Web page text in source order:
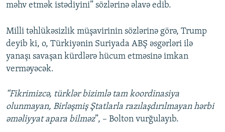
məhv etmək istədiyini” sözlərinə əlavə edib.
Milli təhlükəsizlik müşavirinin sözlərinə görə, Trump
deyib ki, o, Türkiyənin Suriyada ABŞ əsgərləri ilə
yanaşı savaşan kürdlərə hücum etməsinə imkan
verməyəcək.
“Fikrimizcə, türklər bizimlə tam koordinasiya
olunmayan, Birləşmiş Ştatlarla razılaşdırılmayan hərbi
əməliyyat apara bilməz”, – Bolton vurğulayıb.